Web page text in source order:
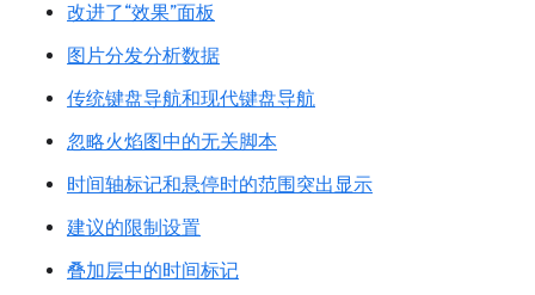
改进了“效果”面板
图片分发分析数据
传统键盘导航和现代键盘导航
忽略火焰图中的无关脚本
时间轴标记和悬停时的范围突出显示
建议的限制设置
叠加层中的时间标记